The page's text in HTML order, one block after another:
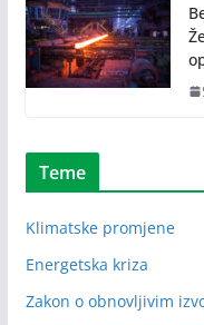
Teme
Klimatske promjene
Energetska kriza
Zakon o obnovljivim